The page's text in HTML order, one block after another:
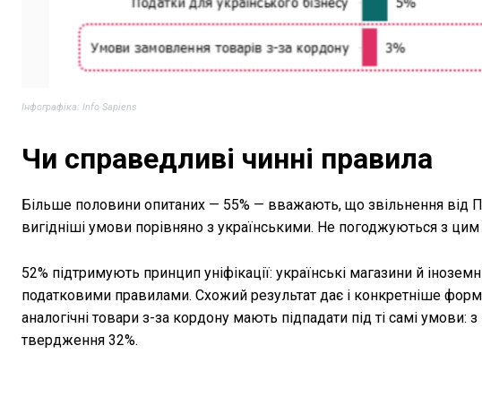
Інфографіка: Info Sapiens
Чи справедливі чинні правила
Більше половини опитаних — 55% — вважають, що звільнення від
вигідніші умови порівняно з українськими. Не погоджуються з
52% підтримують принцип уніфікації: українські магазини й
податковими правилами. Схожий результат дає і конкретніше
аналогічні товари з-за кордону мають підпадати під ті самі
твердження 32%.